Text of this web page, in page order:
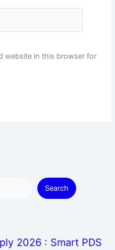
website in this browser for
Search
2026 : Smart PDS